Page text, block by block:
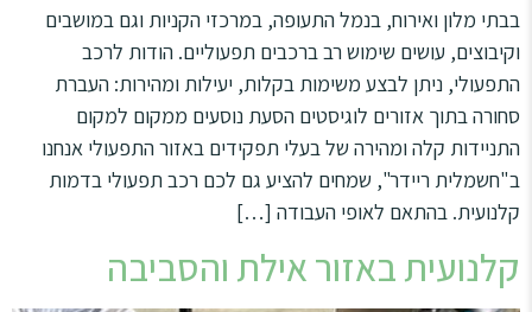
בבתי מלון ואירוח, בנמל התעופה, במרכזי הקניות וגם במושבים
וקיבוצים, עושים שימוש רב ברכבים תפעוליים. הודות לרכב
התפעולי, ניתן לבצע משימות בקלות, יעילות ומהירות: העברת
סחורה בתוך אזורים לוגיסטים הסעת נוסעים ממקום למקום
התניידות קלה ומהירה של בעלי תפקידים באזור התפעולי אנחנו
ב"חשמלית ריידר", שמחים להציע גם לכם רכב תפעולי בדמות
קלנועית. בהתאם לאופי העבודה […]
קלנועית באזור אילת והסביבה